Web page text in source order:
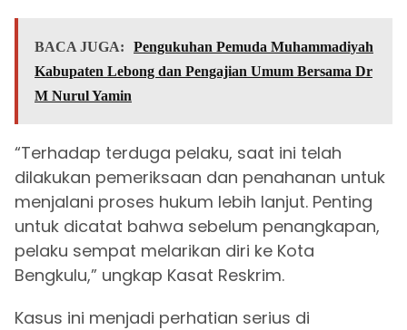
BACA JUGA:
Pengukuhan Pemuda Muhammadiyah
Kabupaten Lebong dan Pengajian Umum Bersama Dr
M Nurul Yamin
“Terhadap terduga pelaku, saat ini telah
dilakukan pemeriksaan dan penahanan untuk
menjalani proses hukum lebih lanjut. Penting
untuk dicatat bahwa sebelum penangkapan,
pelaku sempat melarikan diri ke Kota
Bengkulu,” ungkap Kasat Reskrim.
Kasus ini menjadi perhatian serius di